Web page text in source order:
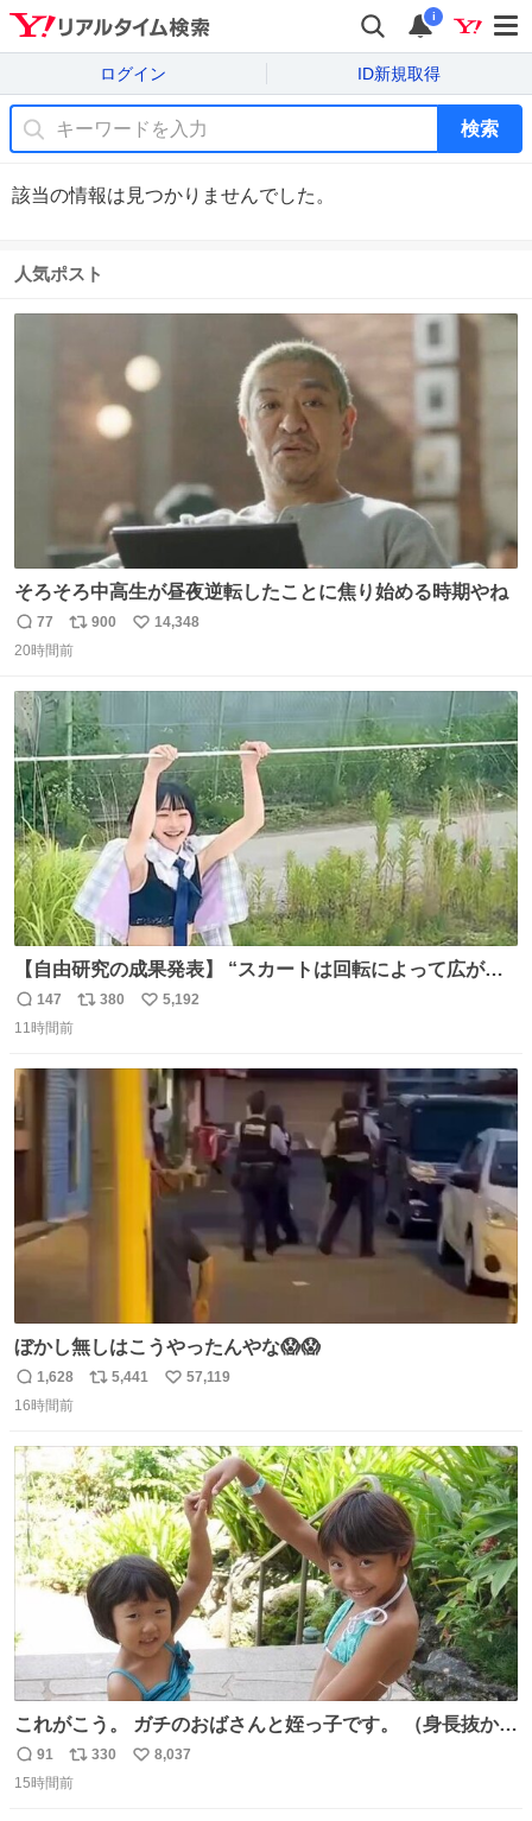
i
ログイン ID新規取得
検索
該当の情報は見つかりませんでした。
人気ポスト
そろそろ中高生が昼夜逆転したことに焦り始める時期やね
返
信
77
リ
ポ
ト
数
900
い
14,348
20時間前
【自由研究の成果発表】 “スカートは回転によって広がる
が、岡澤恋によって270°までなら広がらずに回転が可能な
ことが証明された！”
返
信
147
リ
ト
380
い
数
5,192
11時間前
ぼかし無しはこうやったんやな😱😱
返
信
1,628
リ
ト
数
5,441
い
数
57,119
16時間前
これがこう。 ガチのおばさんと姪っ子です。 （身長抜かさ
返
信
91
リ
ポ
330
い
8,037
15時間前